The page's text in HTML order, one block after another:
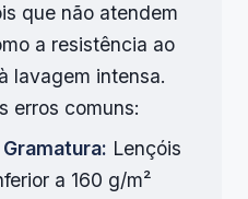
que não atendem
a resistência ao
lavagem intensa.
erros comuns:
Lençóis
a 160 g/m²